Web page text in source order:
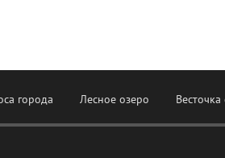
города Лесное озеро